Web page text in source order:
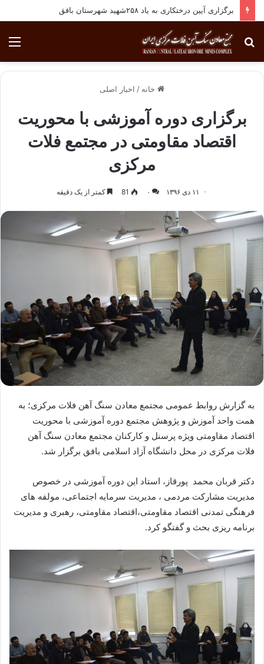
برگزاری آیین درختکاری به یاد ۲۵۸شهید شهرستان بافق
جستجو
برای
خانه / اخبار اصلی
برگزاری دوره آموزشی با محوریت
اقتصاد مقاومتی در مجتمع فلات
مرکزی
۱۱ دی ۱۳۹۶ ۰ 81 کمتر از یک دقیقه
به گزارش روابط عمومی مجتمع معادن سنگ آهن فلات مرکزی؛ به
همت واحد آموزش و پژوهش مجتمع دوره آموزشی با محوریت
اقتصاد مقاومتی ویژه پرسنل و کارکنان مجتمع معادن سنگ آهن
فلات مرکزی در محل دانشگاه آزاد اسلامی بافق برگزار شد.
دکتر قربان محمد پورقاز، استاد این دوره آموزشی در خصوص
مدیریت مشارکت مردمی ، مدیریت سرمایه اجتماعی، مولفه های
فرهنگی تمدنی اقتصاد مقاومتی،اقتصاد مقاومتی، رهبری و مدیریت
برنامه ریزی بحث و گفتگو کرد.